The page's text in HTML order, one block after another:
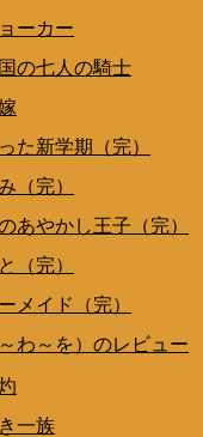
ーカー
の七人の騎士
た新学期（完）
（完）
あやかし王子（完）
（完）
メイド（完）
わ～を）のレビュー
一族